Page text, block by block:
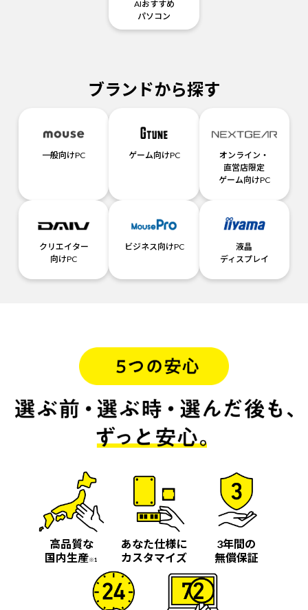
AIおすすめ
パソコン
ブランドから探す
一般向けPC ゲーム向けPC
オンライン・
直営店限定
ゲーム向けPC
クリエイター
向けPC
ビジネス向けPC
液晶
ディスプレイ
高品質な
国内生産※1
あなた仕様に
カスタマイズ
3年間の
無償保証